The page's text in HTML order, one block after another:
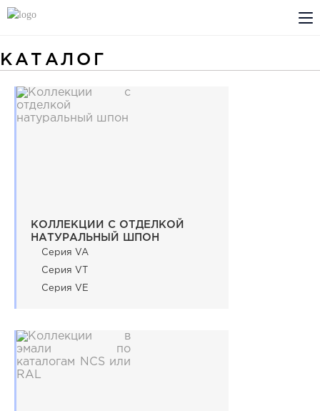
PROFILDOORS
ТЕХПОДДЕРЖКА
Замер и монтаж Москва и МО
КАТАЛОГ
КОЛЛЕКЦИИ С ОТДЕЛКОЙ
НАТУРАЛЬНЫЙ ШПОН
Серия VA
Серия VT
Серия VE